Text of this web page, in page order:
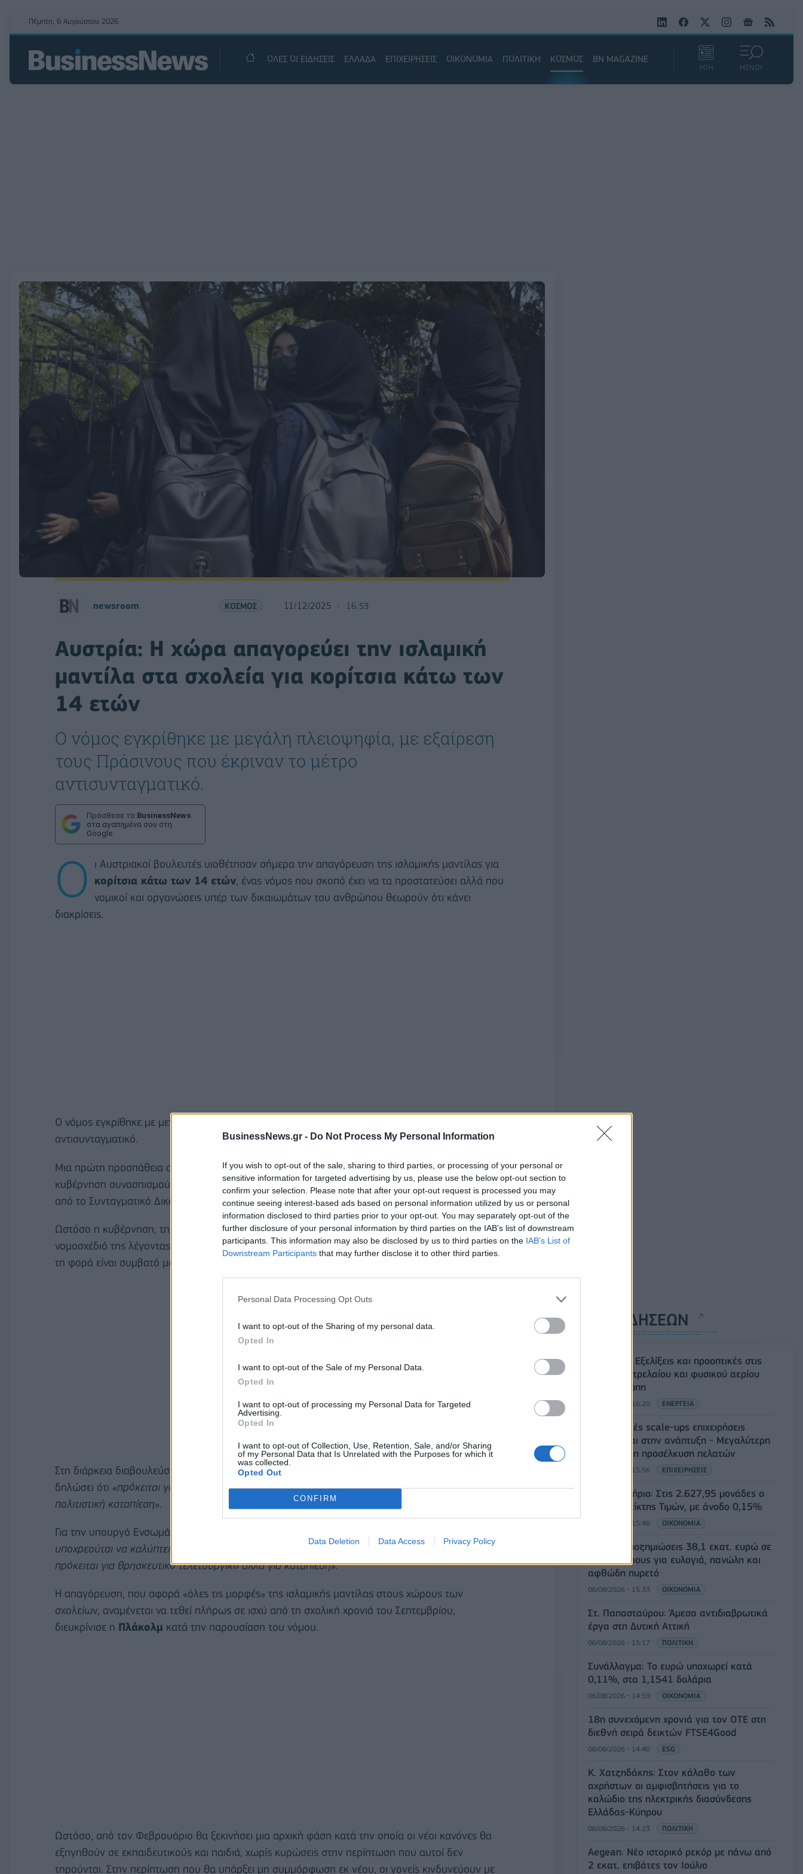
BusinessNews.gr - Do Not Process My Personal Information
If you wish to opt-out of the sale, sharing to third parties, or processing of your personal or
sensitive information for targeted advertising by us, please use the below opt-out section to
confirm your selection. Please note that after your opt-out request is processed you may
continue seeing interest-based ads based on personal information utilized by us or personal
information disclosed to third parties prior to your opt-out. You may separately opt-out of the
further disclosure of your personal information by third parties on the IAB’s list of downstream
participants. This information may also be disclosed by us to third parties on the IAB’s List of
Downstream Participants that may further disclose it to other third parties.
Personal Data Processing Opt Outs
I want to opt-out of the Sharing of my personal data.
Opted In
I want to opt-out of the Sale of my Personal Data.
Opted In
I want to opt-out of processing my Personal Data for Targeted
Advertising.
Opted In
I want to opt-out of Collection, Use, Retention, Sale, and/or Sharing
of my Personal Data that Is Unrelated with the Purposes for which it
was collected.
Opted Out
CONFIRM
Data Deletion Data Access Privacy Policy
Πέμπτη, 6 Αυγούστου 2026
ΟΛΕΣ ΟΙ ΕΙΔΗΣΕΙΣ ΕΛΛΑΔΑ ΕΠΙΧΕΙΡΗΣΕΙΣ ΟΙΚΟΝΟΜΙΑ ΠΟΛΙΤΙΚΗ ΚΟΣΜΟΣ BN MAGAZINE
ΡΟΗ ΜΕΝΟΥ
newsroom ΚΟΣΜΟΣ 11/12/2025 16:53
Αυστρία: Η χώρα απαγορεύει την ισλαμική
μαντίλα στα σχολεία για κορίτσια κάτω των
14 ετών
Ο νόμος εγκρίθηκε με μεγάλη πλειοψηφία, με εξαίρεση
τους Πράσινους που έκριναν το μέτρο
αντισυνταγματικό.
Πρόσθεσε το BusinessNews
στα αγαπημένα σου στη
Google
Ο
ι Αυστριακοί βουλευτές υιοθέτησαν σήμερα την απαγόρευση της ισλαμικής μαντίλας για
κορίτσια κάτω των 14 ετών , ένας νόμος που σκοπό έχει να τα προστατεύσει αλλά που
νομικοί και οργανώσεις υπέρ των δικαιωμάτων του ανθρώπου θεωρούν ότι κάνει
διακρίσεις.
Ο νόμος εγκρίθηκε με μεγάλη πλειοψηφία, με εξαίρεση τους Πράσινους που έκριναν το μέτρο
αντισυνταγματικό.
Μια πρώτη προσπάθεια απαγόρευσης της μαντίλας στο σχολείο, στην οποία πρωτοστάτησε η
κυβέρνηση συνασπισμού συντηρητικών-ακροδεξιών το 2019, απορρίφθηκε έναν χρόνο αργότερα
από το Συνταγματικό Δικαστήριο της Αυστρίας που έκρινε ότι κάνει διακρίσεις.
Ωστόσο η κυβέρνηση, της οποίας ηγούνται οι συντηρητικοί και η οποία υπερασπίστηκε το
νομοσχέδιό της λέγοντας ότι προστατεύει τα κορίτσια και τις έφηβες, εμφανίστηκε βέβαιη ότι αυτή
τη φορά είναι συμβατό με το Σύνταγμα.
Στη διάρκεια διαβουλεύσεων, ο πρόεδρος του φιλελεύθερου κόμματος NEOS
δηλώσει ότι «πρόκειται για έναν καλό νόμο…που θα επιτρέψει να απαγορευθεί σε κάποιο βαθμό η
πολιτιστική καταπίεση».
Για την υπουργό Ενσωμάτωσης
υποχρεούται να καλύπτει το σώμα της….για να προστατευθεί από το βλέμμα των ανδρών, τότε δεν
πρόκειται για θρησκευτικό τελετουργικό αλλά για καταπίεση».
Η απαγόρευση, που αφορά «όλες τις μορφές» της ισλαμικής μαντίλας στους χώρους των
σχολείων, αναμένεται να τεθεί πλήρως σε ισχύ από τη σχολική χρονιά του Σεπτεμβρίου,
διευκρίνισε η Πλάκολμ κατά την παρουσίαση του νόμου.
Ωστόσο, από τον Φεβρουάριο θα ξεκινήσει μια αρχική φάση κατά την οποία οι νέοι κανόνες θα
εξηγηθούν σε εκπαιδευτικούς και παιδιά, χωρίς κυρώσεις στην περίπτωση που αυτοί δεν
τηρούνται. Στην περίπτωση που θα υπάρξει μη συμμόρφωση εκ νέου, οι γονείς κινδυνεύουν με
ΡΟΗ ΕΙΔΗΣΕΩΝ
Eurobank: Εξελίξεις και προοπτικές στις
αγορές πετρελαίου και φυσικού αερίου
στην Ευρώπη
06/08/2026 - 16:20 ΕΝΕΡΓΕΙΑ
Οι ελληνικές scale-ups επιχειρήσεις
στρέφονται στην ανάπτυξη - Μεγαλύτερη
πρόκληση η προσέλκυση πελατών
06/08/2026 - 15:56 ΕΠΙΧΕΙΡΗΣΕΙΣ
Χρηματιστήριο: Στις 2.627,95 μονάδες ο
Γενικός Δείκτης Τιμών, με άνοδο 0,15%
06/08/2026 - 15:46 ΟΙΚΟΝΟΜΙΑ
ΥΠΑΑΤ: Αποζημιώσεις 38,1 εκατ. ευρώ σε
κτηνοτρόφους για ευλογιά, πανώλη και
αφθώδη πυρετό
06/08/2026 - 15:33 ΟΙΚΟΝΟΜΙΑ
Στ. Παπασταύρου: Άμεσα αντιδιαβρωτικά
έργα στη Δυτική Αττική
06/08/2026 - 15:17 ΠΟΛΙΤΙΚΗ
Συνάλλαγμα: Το ευρώ υποχωρεί κατά
0,11%, στα 1,1541 δολάρια
06/08/2026 - 14:59 ΟΙΚΟΝΟΜΙΑ
18η συνεχόμενη χρονιά για τον ΟΤΕ στη
διεθνή σειρά δεικτών FTSE4Good
06/08/2026 - 14:40 ESG
Κ. Χατζηδάκης: Στον κάλαθο των
αχρήστων οι αμφισβητήσεις για το
καλώδιο της ηλεκτρικής διασύνδεσης
Ελλάδας-Κύπρου
06/08/2026 - 14:23 ΠΟΛΙΤΙΚΗ
Aegean: Νέο ιστορικό ρεκόρ με πάνω από
2 εκατ. επιβάτες τον Ιούλιο